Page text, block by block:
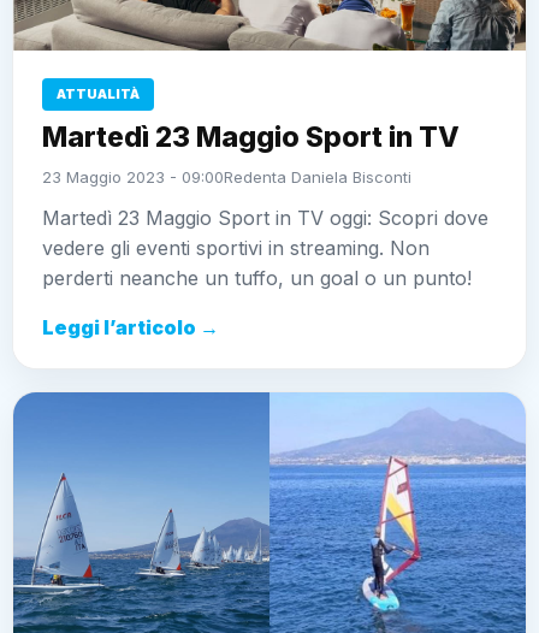
ATTUALITÀ
Martedì 23 Maggio Sport in TV
23 Maggio 2023 - 09:00Redenta Daniela Bisconti
Martedì 23 Maggio Sport in TV oggi: Scopri dove
vedere gli eventi sportivi in streaming. Non
perderti neanche un tuffo, un goal o un punto!
Leggi l’articolo →